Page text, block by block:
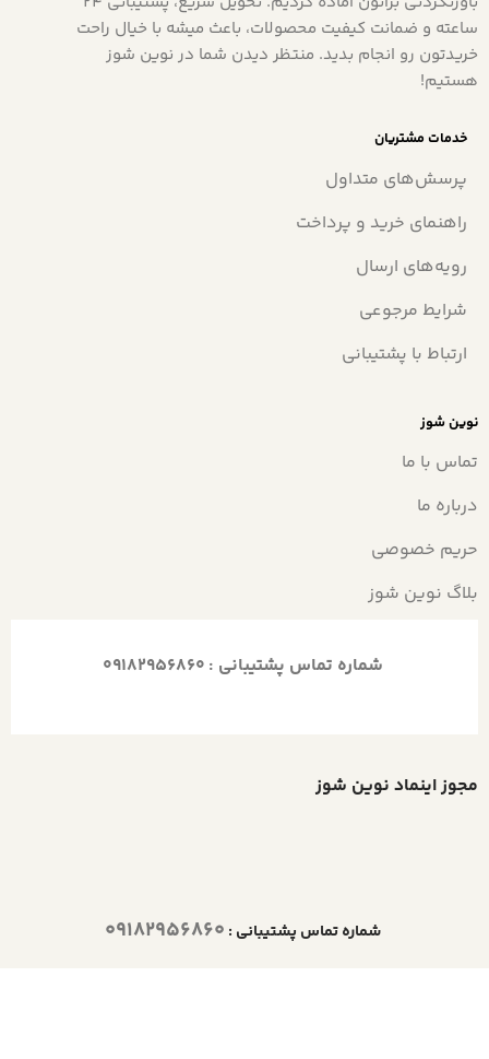
ساعته و ضمانت کیفیت محصولات، باعث میشه با خیال راحت
خریدتون رو انجام بدید. منتظر دیدن شما در نوین شوز
هستیم!
خدمات مشتریان
پرسش‌های متداول
راهنمای خرید و پرداخت
رویه‌های ارسال
شرایط مرجوعی
ارتباط با پشتیبانی
نوین شوز
تماس با ما
درباره ما
حریم خصوصی
بلاگ نوین شوز
شماره تماس پشتیبانی : 09182956860
مجوز اینماد نوین شوز
شماره تماس پشتیبانی : 09182956860